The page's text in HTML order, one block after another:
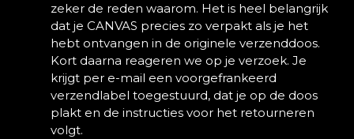
zeker de reden waarom. Het is heel belangrijk
dat je CANVAS precies zo verpakt als je het
hebt ontvangen in de originele verzenddoos.
Kort daarna reageren we op je verzoek. Je
krijgt per e-mail een voorgefrankeerd
verzendlabel toegestuurd, dat je op de doos
plakt en de instructies voor het retourneren
volgt.